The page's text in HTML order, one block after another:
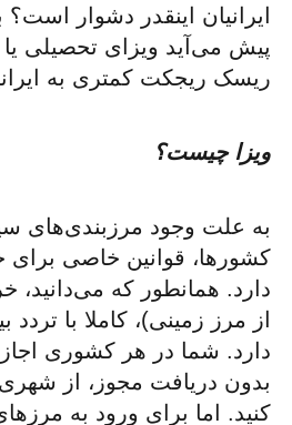
ایرانیان اینقدر دشوار
پیش می‌آید ویزای تحصیلی یا
ریسک ریجکت کمتری به
ویزا چیست؟
به علت وجود مرزبندی‌های
کشورها، قوانین خاصی برای
دارد. همانطور که
از مرز زمینی)، کاملا با
دارد. شما در هر کشوری
بدون دریافت مجوز، از
کنید. اما برای ورود به